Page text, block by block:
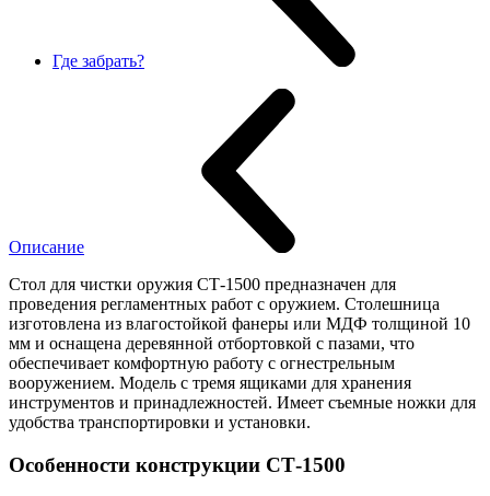
Где забрать?
Описание
Стол для чистки оружия СТ-1500 предназначен для
проведения регламентных работ с оружием. Столешница
изготовлена из влагостойкой фанеры или МДФ толщиной 10
мм и оснащена деревянной отбортовкой с пазами, что
обеспечивает комфортную работу с огнестрельным
вооружением. Модель с тремя ящиками для хранения
инструментов и принадлежностей. Имеет съемные ножки для
удобства транспортировки и установки.
Особенности конструкции СТ-1500